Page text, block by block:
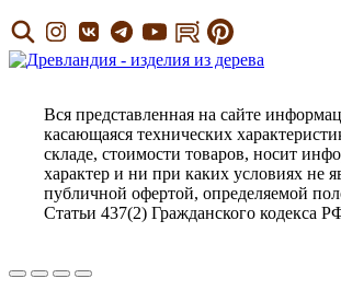
Вся представленная на сайте
касающаяся технических
складе, стоимости товаров, носит
характер и ни при каких условиях не
публичной офертой, определяемой
Статьи 437(2) Гражданского кодекса